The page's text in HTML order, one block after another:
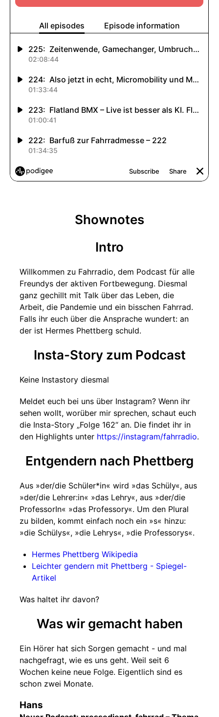
Shownotes
Intro
Willkommen zu Fahrradio, dem Podcast für alle
Freundys der aktiven Fortbewegung. Diesmal
ganz gechillt mit Talk über das Leben, die
Arbeit, die Pandemie und ein bisschen Fahrrad.
Falls ihr euch über die Ansprache wundert: an
der ist Hermes Phettberg schuld.
Insta-Story zum Podcast
Keine Instastory diesmal
Meldet euch bei uns über Instagram? Wenn ihr
sehen wollt, worüber mir sprechen, schaut euch
die Insta-Story „Folge 162“ an. Die findet ihr in
den Highlights unter https://instagram/fahrradio.
Entgendern nach Phettberg
Aus »der/die Schüler*in« wird »das Schüly«, aus
»der/die Lehrer:in« »das Lehry«, aus »der/die
ProfessorIn« »das Professory«. Um den Plural
zu bilden, kommt einfach noch ein »s« hinzu:
»die Schülys«, »die Lehrys«, »die Professorys«.
Hermes Phettberg Wikipedia
Leichter gendern mit Phettberg - Spiegel-
Artikel
Was haltet ihr davon?
Was wir gemacht haben
Ein Hörer hat sich Sorgen gemacht - und mal
nachgefragt, wie es uns geht. Weil seit 6
Wochen keine neue Folge. Eigentlich sind es
schon zwei Monate.
Hans